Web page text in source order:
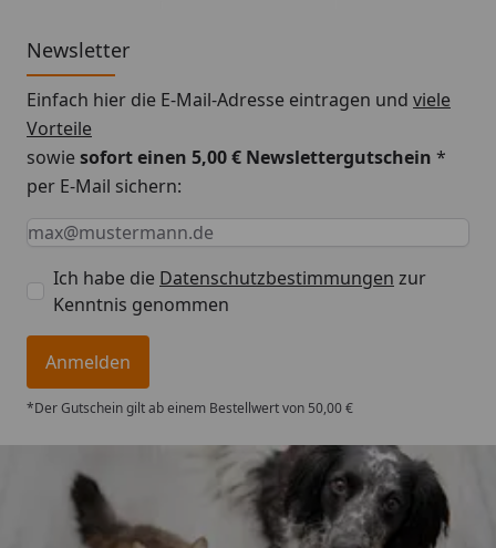
Newsletter
Einfach hier die E-Mail-Adresse eintragen und viele
Vorteile
sowiesofort einen 5,00 € Newslettergutschein *
per E-Mail sichern:
Keine Eingabe erforderlich
Eingabe erforderlich
E-Mail *
Ich habe die Datenschutzbestimmungen zur
Kenntnis genommen
Anmelden
*Der Gutschein gilt ab einem Bestellwert von 50,00 €
Trusted Shops